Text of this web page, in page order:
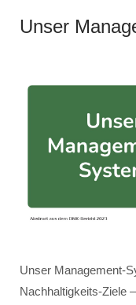
Unser
Unser Management-
Nachhaltigkeits-Ziele